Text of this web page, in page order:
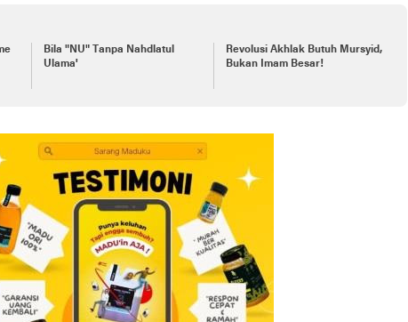
Bila "NU" Tanpa Nahdlatul
Ulama'
Revolusi Akhlak Butuh Mursyid,
Bukan Imam Besar!